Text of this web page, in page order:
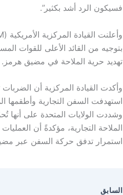
فسيكون الرد أشد بكثير”.
بتوجيه من القائد الأعلى للقوات
تهديد حرية الملاحة في مضيق هرمز.
وأكدت القيادة المركزية أن الضربات
استهدفت السفن التجارية وأطقمها
وشددت الولايات المتحدة على أنها
الملاحة التجارية، مؤكدةً أن
استمرار تدفق حركة السفن عبر
السابق